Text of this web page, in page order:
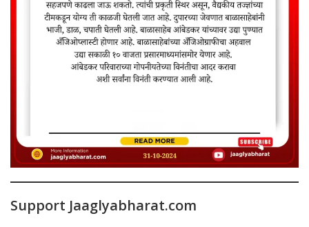
Support Jaaglyabharat.com